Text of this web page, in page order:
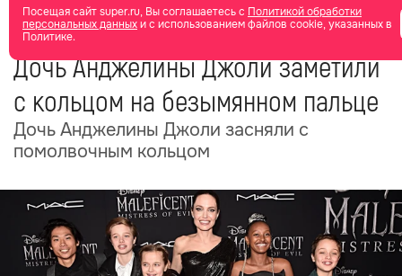
Посещая сайт super.ru, Вы соглашаетесь с Политикой обработки
персональных данныхи с использованием файлов cookie, указанных в
Политике.
главная новости о звездах новости
11 июня 2025
Дочь Анджелины Джоли заметили
с кольцом на безымянном пальце
Дочь Анджелины Джоли засняли с
помолвочным кольцом